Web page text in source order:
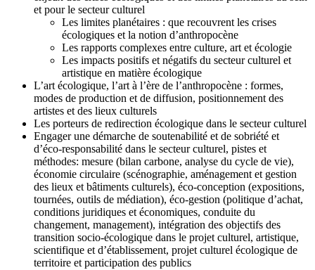
et pour le secteur culturel
Les limites planétaires : que recouvrent les crises
écologiques et la notion d’anthropocène
Les rapports complexes entre culture, art et écologie
Les impacts positifs et négatifs du secteur culturel et
artistique en matière écologique
L’art écologique, l’art à l’ère de l’anthropocène : formes,
modes de production et de diffusion, positionnement des
artistes et des lieux culturels
Les porteurs de redirection écologique dans le secteur culturel
Engager une démarche de soutenabilité et de sobriété et
d’éco-responsabilité dans le secteur culturel, pistes et
méthodes: mesure (bilan carbone, analyse du cycle de vie),
économie circulaire (scénographie, aménagement et gestion
des lieux et bâtiments culturels), éco-conception (expositions,
tournées, outils de médiation), éco-gestion (politique d’achat,
conditions juridiques et économiques, conduite du
changement, management), intégration des objectifs des
transition socio-écologique dans le projet culturel, artistique,
scientifique et d’établissement, projet culturel écologique de
territoire et participation des publics